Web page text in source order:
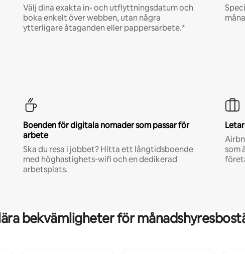
Välj dina exakta in- och utflyttningsdatum och
boka enkelt över webben, utan några
ytterligare åtaganden eller pappersarbete.*
Boenden för digitala nomader som passar för
arbete
Ska du resa i jobbet? Hitta ett långtidsboende
med höghastighets-wifi och en dedikerad
arbetsplats.
som
bekvämligheter för